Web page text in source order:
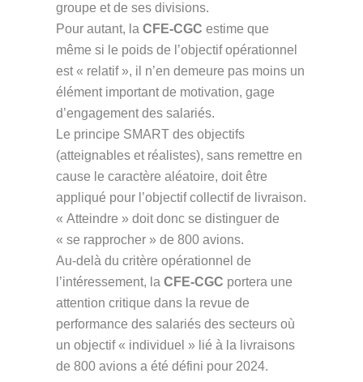
groupe et de ses divisions.
Pour autant, laCFE-CGC estime que
même si le poids de l’objectif opérationnel
est « relatif », il n’en demeure pas moins un
élément important de motivation, gage
d’engagement des salariés.
Le principe SMART des objectifs
(atteignables et réalistes), sans remettre en
cause le caractère aléatoire, doit être
appliqué pour l’objectif collectif de livraison.
« Atteindre » doit donc se distinguer de
« se rapprocher » de 800 avions.
Au-delà du critère opérationnel de
l’intéressement, laCFE-CGC portera une
attention critique dans la revue de
performance des salariés des secteurs où
un objectif « individuel » lié à la livraisons
de 800 avions a été défini pour 2024.